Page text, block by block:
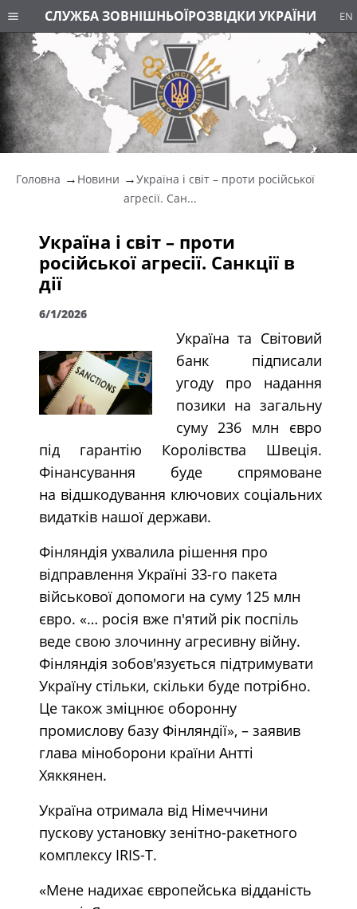
СЛУЖБА ЗОВНІШНЬОЇРОЗВІДКИ УКРАЇНИ EN
Головна Новини
Україна і світ – проти російської
агресії. Сан...
Україна і світ – проти
російської агресії. Санкції в
дії
6/1/2026
Україна та Світовий
банк підписали
угоду про надання
позики на загальну
суму 236 млн євро
під гарантію Королівства Швеція.
Фінансування буде спрямоване
на відшкодування ключових соціальних
видатків нашої держави.
Фінляндія ухвалила рішення про
відправлення Україні 33-го пакета
військової допомоги на суму 125 млн
євро. «… росія вже п'ятий рік поспіль
веде свою злочинну агресивну війну.
Фінляндія зобов'язується підтримувати
Україну стільки, скільки буде потрібно.
Це також зміцнює оборонну
промислову базу Фінляндії», – заявив
глава міноборони країни Антті
Хяккянен.
Україна отримала від Німеччини
пускову установку зенітно-ракетного
комплексу IRIS-T.
«Мене надихає європейська відданість